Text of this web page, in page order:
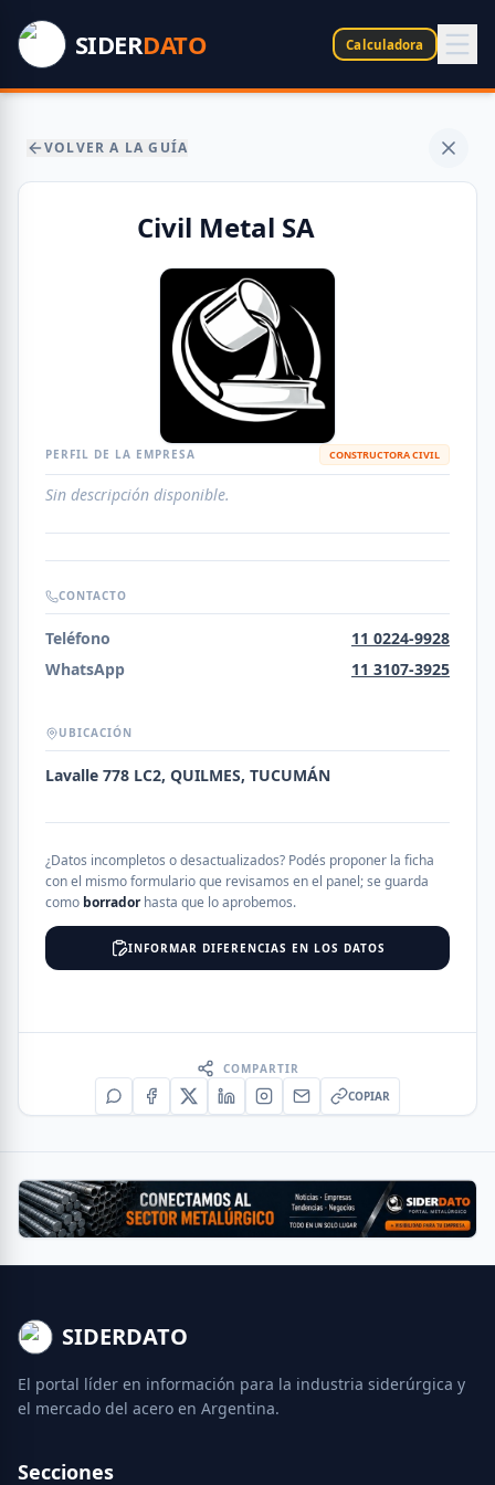
SIDERDATO Calculadora
VOLVER A LA GUÍA
Civil Metal SA
PERFIL DE LA EMPRESA CONSTRUCTORA CIVIL
Sin descripción disponible.
CONTACTO
Teléfono
11 0224-9928
WhatsApp
11 3107-3925
UBICACIÓN
Lavalle 778 LC2, QUILMES, TUCUMÁN
¿Datos incompletos o desactualizados? Podés proponer la ficha
con el mismo formulario que revisamos en el panel; se guarda
como borradorhasta que lo aprobemos.
INFORMAR DIFERENCIAS EN LOS DATOS
COMPARTIR
COPIAR
SIDERDATO
El portal líder en información para la industria siderúrgica y
el mercado del acero en Argentina.
Secciones